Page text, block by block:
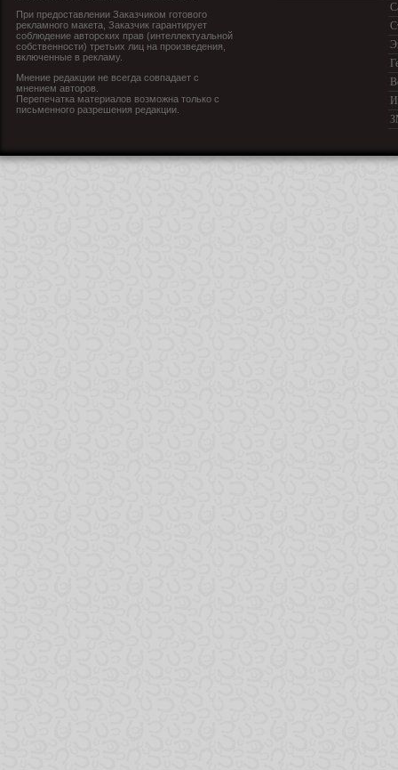
При предоставлении Заказчиком готового
рекламного макета, Заказчик гарантирует
соблюдение авторских прав (интеллектуальной
собственности) третьих лиц на произведения,
включенные в рекламу.
Мнение редакции не всегда совпадает с
мнением авторов.
Перепечатка материалов возможна только с
письменного разрешения редакции.